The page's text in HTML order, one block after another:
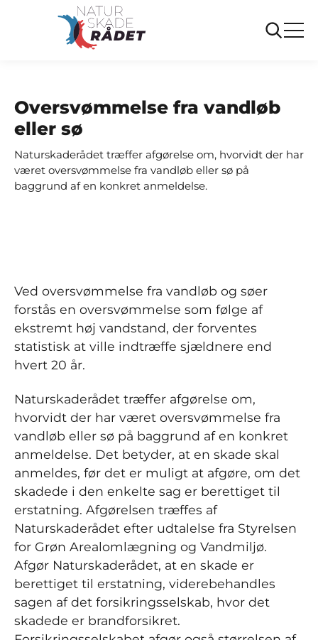
Ofte stillede
spørgsmål
Oversvømmelse fra vandløb
eller sø
Naturskaderådet træffer afgørelse om, hvorvidt der har
været oversvømmelse fra vandløb eller sø på
baggrund af en konkret anmeldelse.
Ved oversvømmelse fra vandløb og søer
forstås en oversvømmelse som følge af
ekstremt høj vandstand, der forventes
statistisk at ville indtræffe sjældnere end
hvert 20 år.
Naturskaderådet træffer afgørelse om,
hvorvidt der har været oversvømmelse fra
vandløb eller sø på baggrund af en konkret
anmeldelse. Det betyder, at en skade skal
anmeldes, før det er muligt at afgøre, om det
skadede i den enkelte sag er berettiget til
erstatning. Afgørelsen træffes af
Naturskaderådet efter udtalelse fra Styrelsen
for Grøn Arealomlægning og Vandmiljø.
Afgør Naturskaderådet, at en skade er
berettiget til erstatning, viderebehandles
sagen af det forsikringsselskab, hvor det
skadede er brandforsikret.